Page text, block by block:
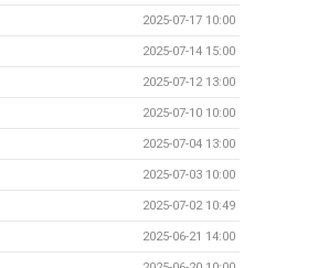
2025-07-17 10:00
2025-07-14 15:00
2025-07-12 13:00
2025-07-10 10:00
2025-07-04 13:00
2025-07-03 10:00
2025-07-02 10:49
2025-06-21 14:00